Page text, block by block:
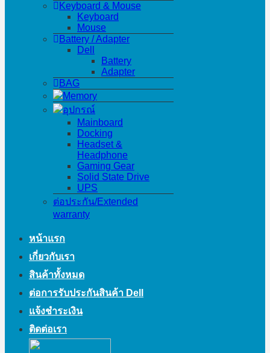
Keyboard & Mouse
Keyboard
Mouse
Battery / Adapter
Dell
Battery
Adapter
BAG
Memory
อุปกรณ์
Mainboard
Docking
Headset &
Headphone
Gaming Gear
Solid State Drive
UPS
ต่อประกัน/Extended
warranty
หน้าแรก
เกี่ยวกับเรา
สินค้าทั้งหมด
ต่อการรับประกันสินค้า Dell
แจ้งชำระเงิน
ติดต่อเรา